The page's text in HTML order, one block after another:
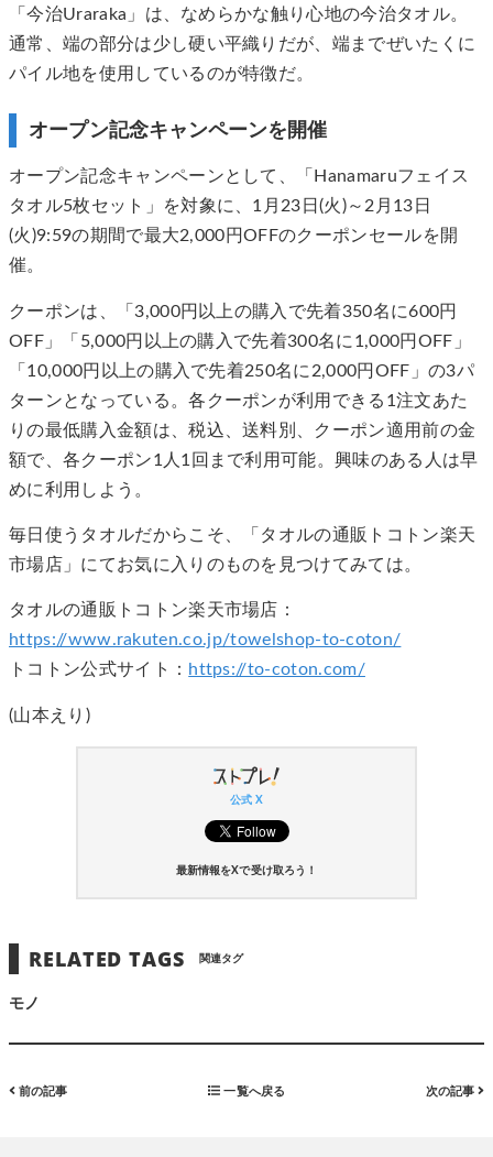
「今治Uraraka」は、なめらかな触り心地の今治タオル。
通常、端の部分は少し硬い平織りだが、端までぜいたくに
パイル地を使用しているのが特徴だ。
オープン記念キャンペーンを開催
オープン記念キャンペーンとして、「Hanamaruフェイス
タオル5枚セット」を対象に、1月23日(火)～2月13日
(火)9:59の期間で最大2,000円OFFのクーポンセールを開
催。
クーポンは、「3,000円以上の購入で先着350名に600円
OFF」「5,000円以上の購入で先着300名に1,000円OFF」
「10,000円以上の購入で先着250名に2,000円OFF」の3パ
ターンとなっている。各クーポンが利用できる1注文あた
りの最低購入金額は、税込、送料別、クーポン適用前の金
額で、各クーポン1人1回まで利用可能。興味のある人は早
めに利用しよう。
毎日使うタオルだからこそ、「タオルの通販トコトン楽天
市場店」にてお気に入りのものを見つけてみては。
タオルの通販トコトン楽天市場店：
https://www.rakuten.co.jp/towelshop-to-coton/
トコトン公式サイト： https://to-coton.com/
(山本えり)
公式 X
最新情報をXで受け取ろう！
RELATED TAGS 関連タグ
モノ
前の記事 一覧へ戻る 次の記事